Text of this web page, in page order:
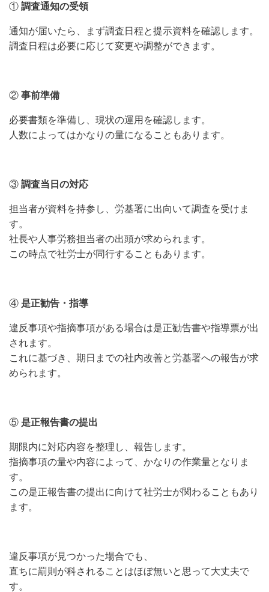
① 調査通知の受領
通知が届いたら、まず調査日程と提示資料を確認します。
調査日程は必要に応じて変更や調整ができます。
② 事前準備
必要書類を準備し、現状の運用を確認します。
人数によってはかなりの量になることもあります。
③ 調査当日の対応
担当者が資料を持参し、労基署に出向いて調査を受けま
す。
社長や人事労務担当者の出頭が求められます。
この時点で社労士が同行することもあります。
④ 是正勧告・指導
違反事項や指摘事項がある場合は是正勧告書や指導票が出
されます。
これに基づき、期日までの社内改善と労基署への報告が求
められます。
⑤ 是正報告書の提出
期限内に対応内容を整理し、報告します。
指摘事項の量や内容によって、かなりの作業量となりま
す。
この是正報告書の提出に向けて社労士が関わることもあり
ます。
違反事項が見つかった場合でも、
直ちに罰則が科されることはほぼ無いと思って大丈夫で
す。